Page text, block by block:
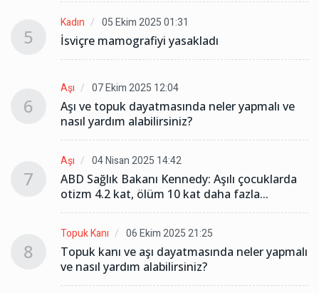
5
Kadın 05 Ekim 2025 01:31
İsviçre mamografiyi yasakladı
6
Aşı 07 Ekim 2025 12:04
Aşı ve topuk dayatmasında neler yapmalı ve
nasıl yardım alabilirsiniz?
7
Aşı 04 Nisan 2025 14:42
ABD Sağlık Bakanı Kennedy: Aşılı çocuklarda
otizm 4.2 kat, ölüm 10 kat daha fazla...
8
Topuk Kanı 06 Ekim 2025 21:25
Topuk kanı ve aşı dayatmasında neler yapmalı
ve nasıl yardım alabilirsiniz?